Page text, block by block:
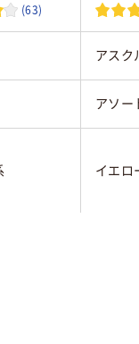
(63)
アスク
アソー
イエロ